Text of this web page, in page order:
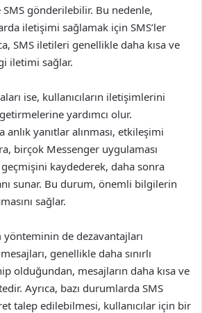
gönderilebilir. Bu nedenle,
iletişimi sağlamak için SMS’ler
SMS iletileri genellikle daha kısa ve
iletimi sağlar.
ise, kullanıcıların iletişimlerini
yardımcı olur.
anlık yanıtlar alınması, etkileşimi
birçok Messenger uygulaması
geçmişini kaydederek, daha sonra
sunar. Bu durum, önemli bilgilerin
sağlar.
de dezavantajları
genellikle daha sınırlı
olduğundan, mesajların daha kısa ve
Ayrıca, bazı durumlarda SMS
talep edilebilmesi, kullanıcılar için bir